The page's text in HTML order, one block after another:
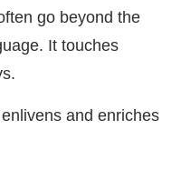
go beyond the
It touches
and enriches